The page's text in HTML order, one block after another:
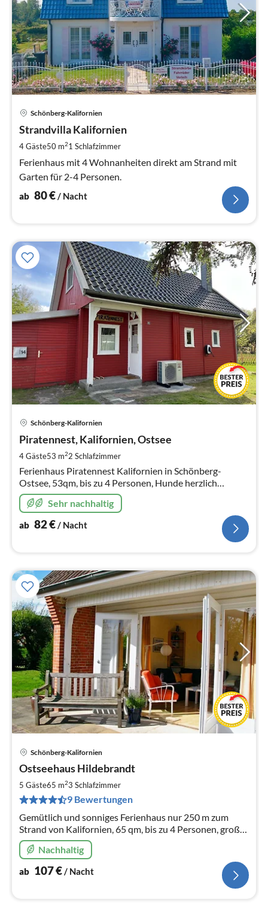
Schönberg-Kalifornien
Strandvilla Kalifornien
4 Gäste50 m21 Schlafzimmer
Ferienhaus mit 4 Wohnanheiten direkt am Strand mit
Garten für 2-4 Personen.
ab 80€/ Nacht
Schönberg-Kalifornien
Piratennest, Kalifornien, Ostsee
4 Gäste53 m22 Schlafzimmer
Ferienhaus Piratennest Kalifornien in Schönberg-
Ostsee, 53qm, bis zu 4 Personen, Hunde herzlich
willkommen, 500 m² eingezäunter Garten, Kamin und
Feuerholz, 100 m zum Strand, Sauna
Sehr nachhaltig
ab 82€/ Nacht
Schönberg-Kalifornien
Ostseehaus Hildebrandt
5 Gäste65 m23 Schlafzimmer
9 Bewertungen
Gemütlich und sonniges Ferienhaus nur 250 m zum
Strand von Kalifornien, 65 qm, bis zu 4 Personen, große
Südterrasse, Kaminofen, WLAN, eingezäuntes
Grundstück, Hunde willkommen.
Nachhaltig
ab 107€/ Nacht